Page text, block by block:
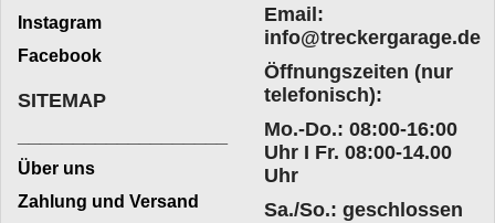
Instagram
Facebook
Email:
info@treckergarage.de
Öffnungszeiten (nur
telefonisch):
Mo.-Do.: 08:00-16:00
Uhr I Fr. 08:00-14.00
Uhr
Sa./So.: geschlossen
SITEMAP
Über uns
Zahlung und Versand